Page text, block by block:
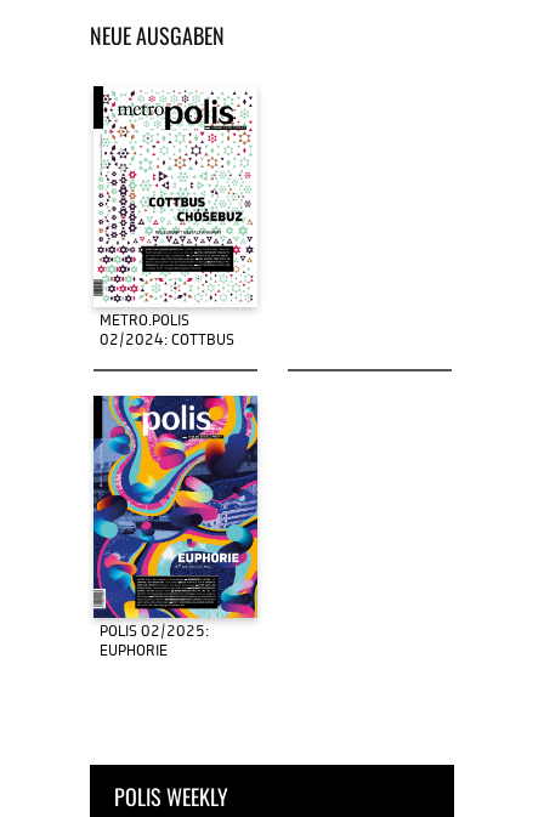
NEUE AUSGABEN
METRO.POLIS
02/2024: COTTBUS
POLIS 02/2025:
EUPHORIE
POLIS WEEKLY